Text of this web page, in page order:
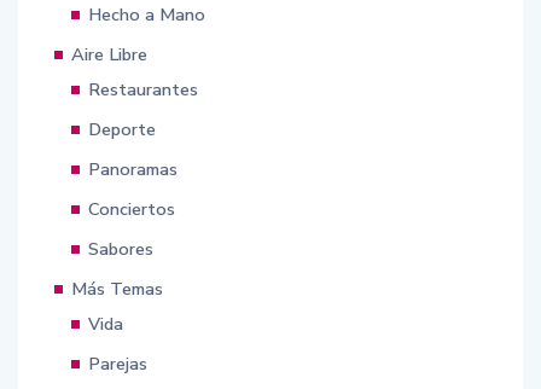
Hecho a Mano
Aire Libre
Restaurantes
Deporte
Panoramas
Conciertos
Sabores
Más Temas
Vida
Parejas